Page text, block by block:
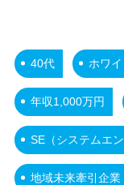
40代 ホワ
年収1,000万円
SE（システムエン
地域未来牽引企業